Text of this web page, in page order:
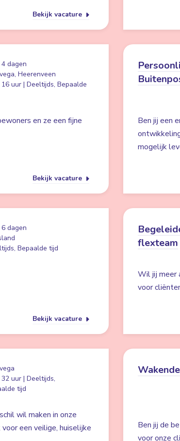
Bekijk vacature
dagen
Heerenveen
uur | Deeltijds, Bepaalde
en ze een fijne
Bekijk vacature
Ben jij een
mogelijk
dagen
Bepaalde tijd
Bekijk vacature
flexteam
Wil jij meer
voor
uur | Deeltijds,
tijd
wil maken in onze
een veilige, huiselijke
Ben jij de
voor onze